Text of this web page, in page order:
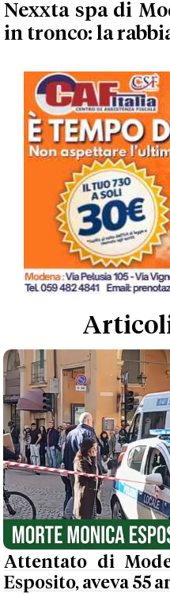
Nexxta spa di
in tronco: la
Attentato di
Esposito, aveva 55